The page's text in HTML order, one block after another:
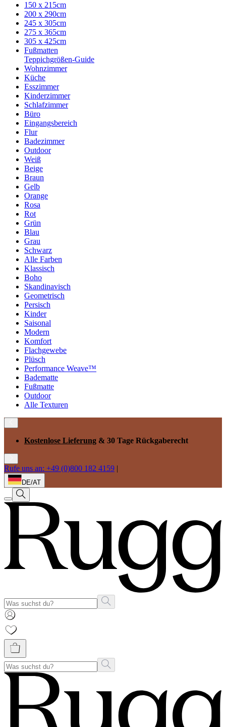
150 x 215cm
200 x 290cm
245 x 305cm
275 x 365cm
305 x 425cm
Fußmatten
Teppichgrößen-Guide
Wohnzimmer
Küche
Esszimmer
Kinderzimmer
Schlafzimmer
Büro
Eingangsbereich
Flur
Badezimmer
Outdoor
Weiß
Beige
Braun
Gelb
Orange
Rosa
Rot
Grün
Blau
Grau
Schwarz
Alle Farben
Klassisch
Boho
Skandinavisch
Geometrisch
Persisch
Kinder
Saisonal
Modern
Komfort
Flachgewebe
Plüsch
Performance Weave™
Badematte
Fußmatte
Outdoor
Alle Texturen
Kostenlose Lieferung & 30 Tage Rückgaberecht
Rufe uns an: +49 (0)800 182 4159 |
DE/AT